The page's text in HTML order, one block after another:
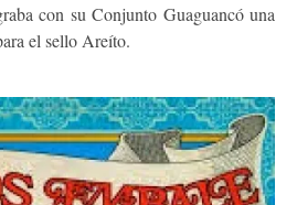
con su Conjunto Guaguancó una
el sello Areíto.